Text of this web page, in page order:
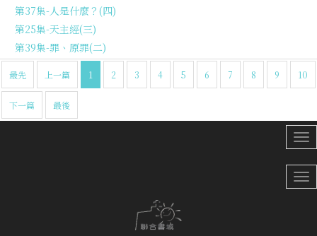
第37集-人是什麼？(四)
第25集-天主經(三)
第39集-罪、原罪(二)
最先 上一篇 1 2 3 4 5 6 7 8 9 10
下一篇 最後